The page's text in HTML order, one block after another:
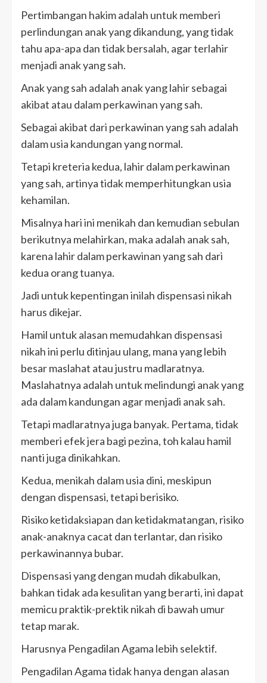
Pertimbangan hakim adalah untuk memberi
perlindungan anak yang dikandung, yang tidak
tahu apa-apa dan tidak bersalah, agar terlahir
menjadi anak yang sah.
Anak yang sah adalah anak yang lahir sebagai
akibat atau dalam perkawinan yang sah.
Sebagai akibat dari perkawinan yang sah adalah
dalam usia kandungan yang normal.
Tetapi kreteria kedua, lahir dalam perkawinan
yang sah, artinya tidak memperhitungkan usia
kehamilan.
Misalnya hari ini menikah dan kemudian sebulan
berikutnya melahirkan, maka adalah anak sah,
karena lahir dalam perkawinan yang sah dari
kedua orang tuanya.
Jadi untuk kepentingan inilah dispensasi nikah
harus dikejar.
Hamil untuk alasan memudahkan dispensasi
nikah ini perlu ditinjau ulang, mana yang lebih
besar maslahat atau justru madlaratnya.
Maslahatnya adalah untuk melindungi anak yang
ada dalam kandungan agar menjadi anak sah.
Tetapi madlaratnya juga banyak. Pertama, tidak
memberi efek jera bagi pezina, toh kalau hamil
nanti juga dinikahkan.
Kedua, menikah dalam usia dini, meskipun
dengan dispensasi, tetapi berisiko.
Risiko ketidaksiapan dan ketidakmatangan, risiko
anak-anaknya cacat dan terlantar, dan risiko
perkawinannya bubar.
Dispensasi yang dengan mudah dikabulkan,
bahkan tidak ada kesulitan yang berarti, ini dapat
memicu praktik-prektik nikah di bawah umur
tetap marak.
Harusnya Pengadilan Agama lebih selektif.
Pengadilan Agama tidak hanya dengan alasan